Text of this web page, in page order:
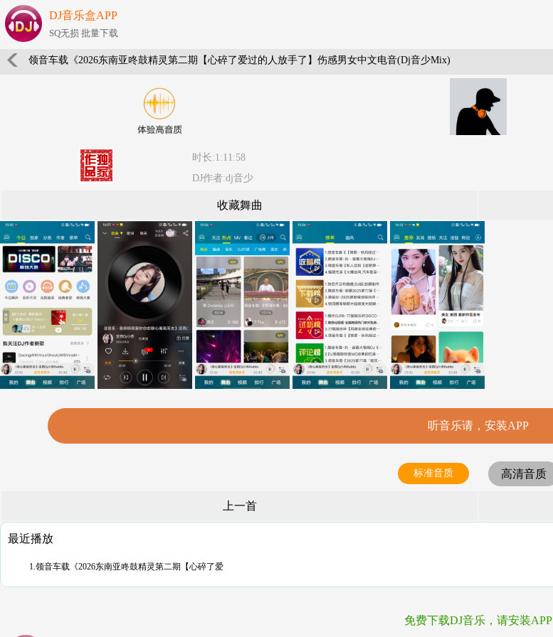
DJ音乐盒APP
SQ无损 批量下载
领音车载《2026东南亚咚鼓精灵第二期【心碎了爱过的人放手了】伤感男女中文电音(Dj音少Mix)
时长:1:11:58
DJ作者:dj音少
收藏舞曲
听音乐请，安装APP
标准音质 高清音质
上一首
最近播放
1.领音车载《2026东南亚咚鼓精灵第二期【心碎了爱
免费下载DJ音乐，请安装APP